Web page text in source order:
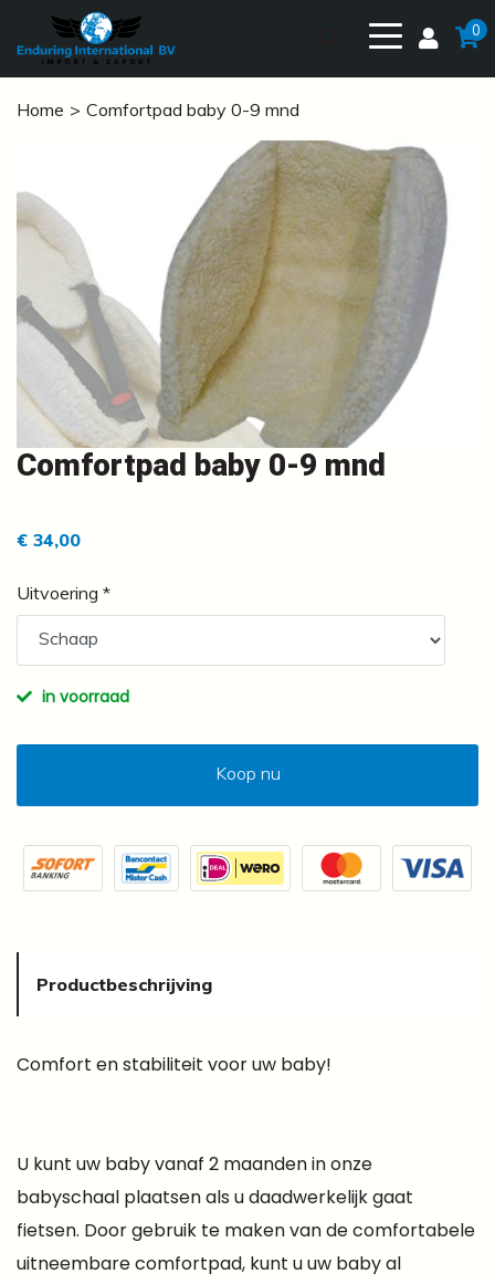
0
Home Comfortpad baby 0-9 mnd
Comfortpad baby 0-9 mnd
€ 34,00
Uitvoering *
in voorraad
Koop nu
Productbeschrijving
Comfort en stabiliteit voor uw baby!
U kunt uw baby vanaf 2 maanden in onze
babyschaal plaatsen als u daadwerkelijk gaat
fietsen. Door gebruik te maken van de comfortabele
uitneembare comfortpad, kunt u uw baby al